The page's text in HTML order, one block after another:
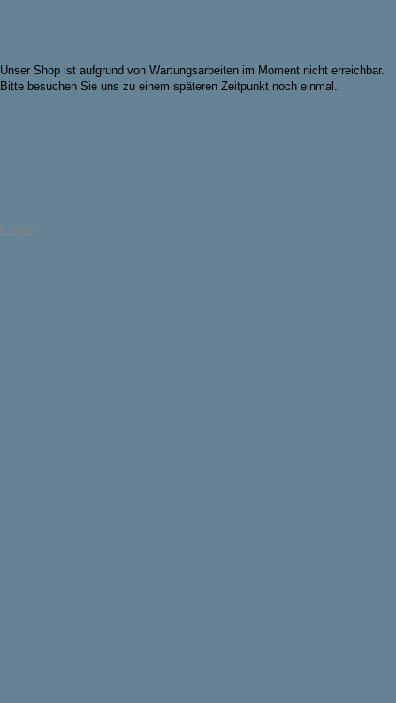
Unser Shop ist aufgrund von Wartungsarbeiten im Moment nicht erreichbar.
Bitte besuchen Sie uns zu einem späteren Zeitpunkt noch einmal.
Login